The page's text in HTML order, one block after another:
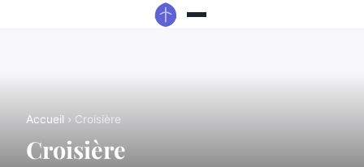
Accueil › Croisière
Croisière